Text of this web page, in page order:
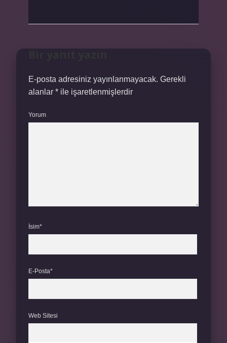
E-posta adresiniz yayınlanmayacak. Gerekli
alanlar * ile işaretlenmişlerdir
Yorum
İsim*
E-Posta*
Web Sitesi